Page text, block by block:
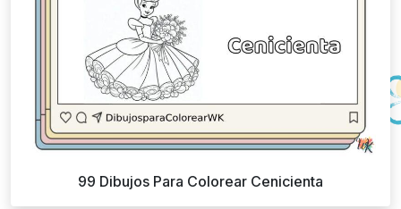
99 Dibujos Para Colorear Cenicienta